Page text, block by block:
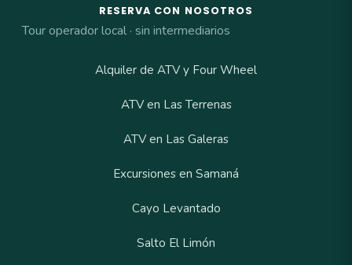
RESERVA CON NOSOTROS
Tour operador local · sin intermediarios
Alquiler de ATV y Four Wheel
ATV en Las Terrenas
ATV en Las Galeras
Excursiones en Samaná
Cayo Levantado
Salto El Limón